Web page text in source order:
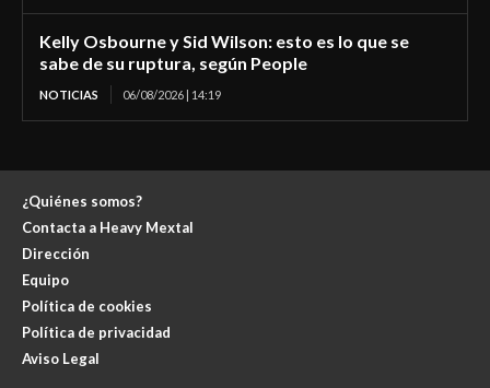
Kelly Osbourne y Sid Wilson: esto es lo que se
sabe de su ruptura, según People
NOTICIAS 06/08/2026 | 14:19
¿Quiénes somos?
Contacta a Heavy Mextal
Dirección
Equipo
Política de cookies
Política de privacidad
Aviso Legal